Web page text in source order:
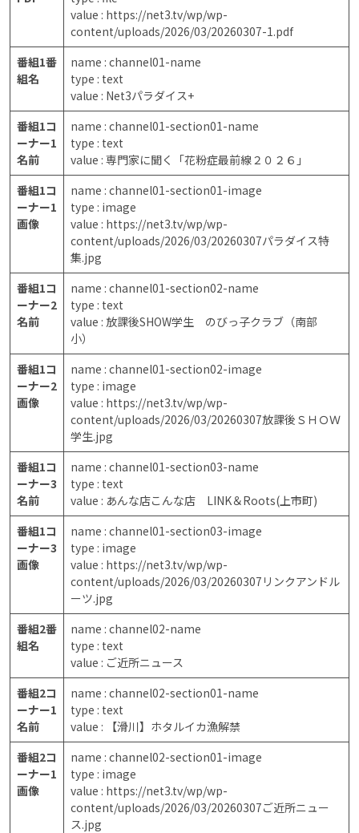
value : https://net3.tv/wp/wp-
content/uploads/2026/03/20260307-1.pdf
番組1番
組名
name : channel01-name
type : text
value : Net3パラダイス+
番組1コ
ーナー1
名前
name : channel01-section01-name
type : text
value : 専門家に聞く「花粉症最前線２０２６」
番組1コ
ーナー1
画像
name : channel01-section01-image
type : image
value : https://net3.tv/wp/wp-
content/uploads/2026/03/20260307パラダイス特
集.jpg
番組1コ
ーナー2
名前
name : channel01-section02-name
type : text
value : 放課後SHOW学生 のびっ子クラブ（南部
小）
番組1コ
ーナー2
画像
name : channel01-section02-image
type : image
value : https://net3.tv/wp/wp-
content/uploads/2026/03/20260307放課後ＳＨＯＷ
学生.jpg
番組1コ
ーナー3
名前
name : channel01-section03-name
type : text
value : あんな店こんな店 LINK＆Roots(上市町)
番組1コ
ーナー3
画像
name : channel01-section03-image
type : image
value : https://net3.tv/wp/wp-
content/uploads/2026/03/20260307リンクアンドル
ーツ.jpg
番組2番
組名
name : channel02-name
type : text
value : ご近所ニュース
番組2コ
ーナー1
名前
name : channel02-section01-name
type : text
value : 【滑川】ホタルイカ漁解禁
番組2コ
ーナー1
画像
name : channel02-section01-image
type : image
value : https://net3.tv/wp/wp-
content/uploads/2026/03/20260307ご近所ニュー
ス.jpg